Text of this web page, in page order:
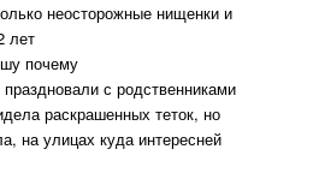
неосторожные нищенки и
лет
почему
с родственниками
раскрашенных теток, но
на улицах куда интересней